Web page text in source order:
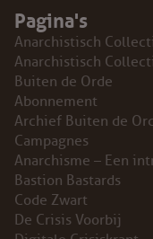
Pagina's
Anarchistisch
Anarchistisch
Buiten de Orde
Abonnement
Archief Buiten de
Campagnes
Anarchisme – Een
Bastion Bastards
Code Zwart
De Crisis Voorbij